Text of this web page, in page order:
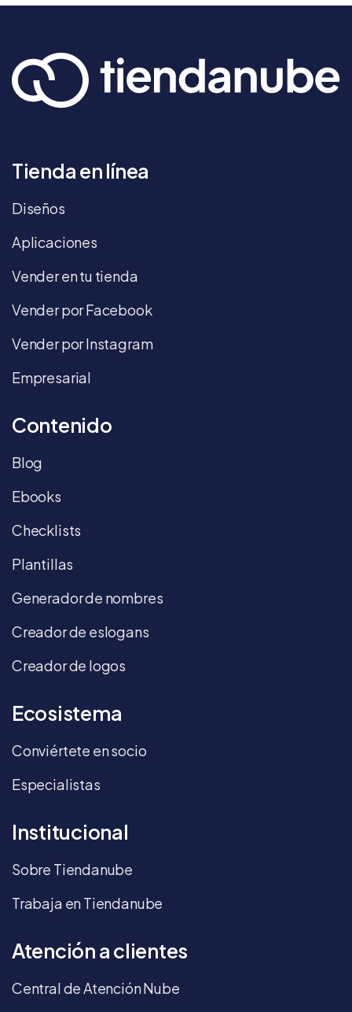
Tienda en línea
Diseños
Aplicaciones
Vender en tu tienda
Vender por Facebook
Vender por Instagram
Empresarial
Contenido
Blog
Ebooks
Checklists
Plantillas
Generador de nombres
Creador de eslogans
Creador de logos
Ecosistema
Conviértete en socio
Especialistas
Institucional
Sobre Tiendanube
Trabaja en Tiendanube
Atención a clientes
Central de Atención Nube